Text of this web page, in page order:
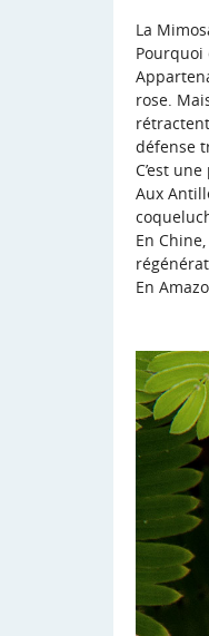
La
Pourquoi
rose.
défense
C’est
Aux
En
En